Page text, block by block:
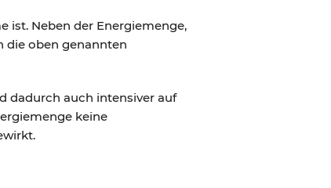
ist. Neben der Energiemenge,
die oben genannten
dadurch auch intensiver auf
keine